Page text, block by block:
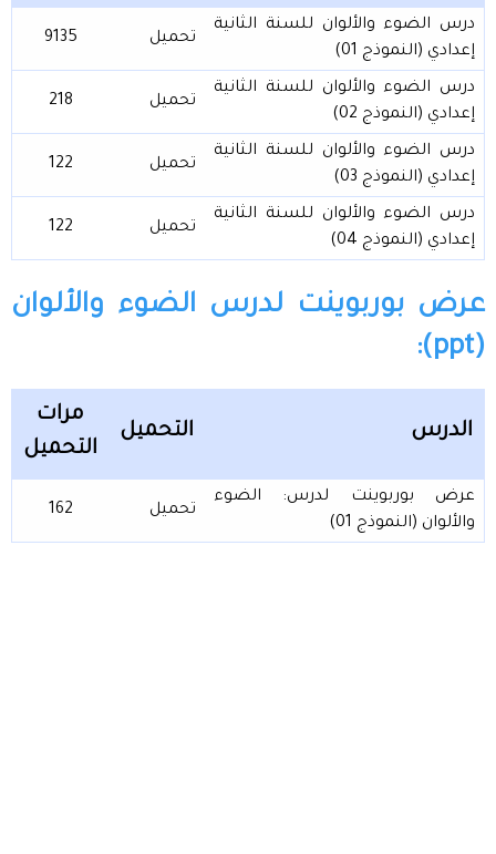
درس الضوء والألوان للسنة الثانية
إعدادي (النموذج 01)
تحميل 9135
درس الضوء والألوان للسنة الثانية
إعدادي (النموذج 02)
تحميل 218
درس الضوء والألوان للسنة الثانية
إعدادي (النموذج 03)
تحميل 122
درس الضوء والألوان للسنة الثانية
إعدادي (النموذج 04)
تحميل 122
عرض بوربوينت لدرس الضوء والألوان
(ppt):
الدرس التحميل
مرات
التحميل
عرض بوربوينت لدرس: الضوء
والألوان (النموذج 01)
تحميل 162